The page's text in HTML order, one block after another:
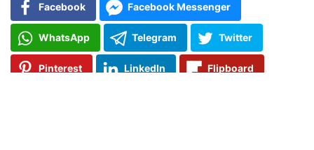
Facebook Facebook Messenger
WhatsApp Telegram Twitter
Pinterest LinkedIn Flipboard